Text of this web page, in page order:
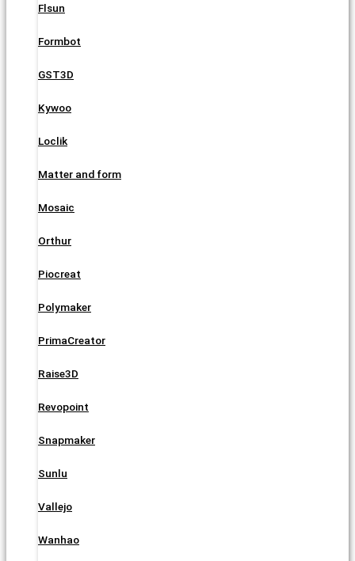
Flsun
Formbot
GST3D
Kywoo
Loclik
Matter and form
Mosaic
Orthur
Piocreat
Polymaker
PrimaCreator
Raise3D
Revopoint
Snapmaker
Sunlu
Vallejo
Wanhao